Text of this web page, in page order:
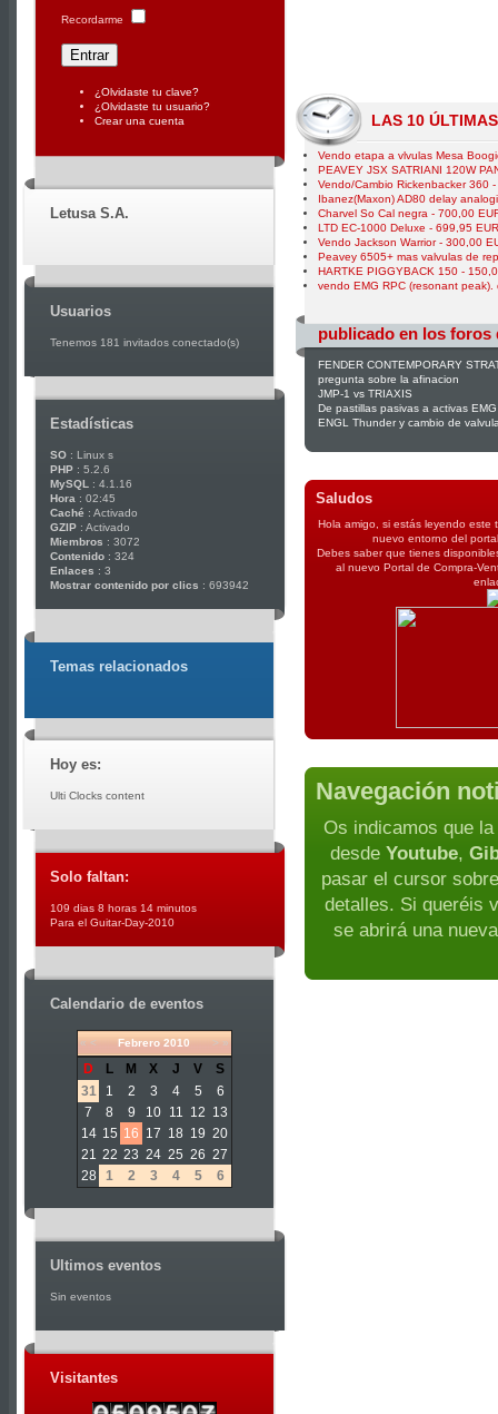
Recordarme
¿Olvidaste tu clave?
¿Olvidaste tu usuario?
Crear una cuenta
Letusa S.A.
Usuarios
Tenemos 181 invitados conectado(s)
Estadísticas
SO : Linux s
PHP : 5.2.6
MySQL
: 4.1.16
Hora : 02:45
Caché : Activado
GZIP : Activado
Miembros : 3072
Contenido : 324
Enlaces : 3
Mostrar contenido por clics : 693942
Temas relacionados
Hoy es:
Ulti Clocks content
Solo faltan:
109 dias 8 horas 14 minutos
Para el Guitar-Day-2010
Calendario de eventos
« < Febrero 2010 > »
D L M X J V
S
31
1 2 3 4 5
6
7
8 9 10 11 12 13
14 15 16 17 18 19 20
21 22 23 24 25 26 27
28
1 2 3 4 5 6
Ultimos eventos
Sin eventos
Visitantes
LAS 10
Vendo etapa a vlvulas Mesa
PEAVEY JSX SATRIANI 120W
Vendo/Cambio Rickenbacker 360
Ibanez(Maxon) AD80 delay
Charvel So Cal negra - 700,00
LTD EC-1000 Deluxe - 699,95 EUR
Vendo Jackson Warrior - 300,00
Peavey 6505+ mas valvulas de
HARTKE PIGGYBACK 150 -
vendo EMG RPC (resonant
publicado en los foros
FENDER CONTEMPORARY
pregunta sobre la afinacion
JMP-1 vs TRIAXIS
De pastillas pasivas a activas
ENGL Thunder y cambio de
Saludos
Hola amigo, si estás leyendo
nuevo entorno del
Debes saber que tienes
al nuevo Portal de Compra-
Navegación
Os indicamos que
desde Youtube,
pasar el cursor
detalles. Si queréis
se abrirá una